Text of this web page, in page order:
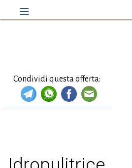
Condividi questa offerta: